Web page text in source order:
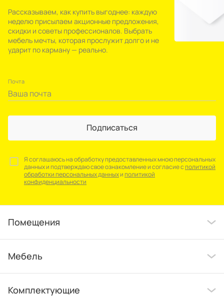
Рассказываем, как купить выгоднее: каждую
неделю присылаем акционные предложения,
скидки и советы профессионалов. Выбрать
мебель мечты, которая прослужит долго и не
ударит по карману — реально.
Почта
Подписаться
Я соглашаюсь на обработку предоставленных мною персональных
данных и подтверждаю свое ознакомление и согласие сполитикой
обработки персональных данныхиполитикой
конфиденциальности
Помещения
Мебель
Комплектующие